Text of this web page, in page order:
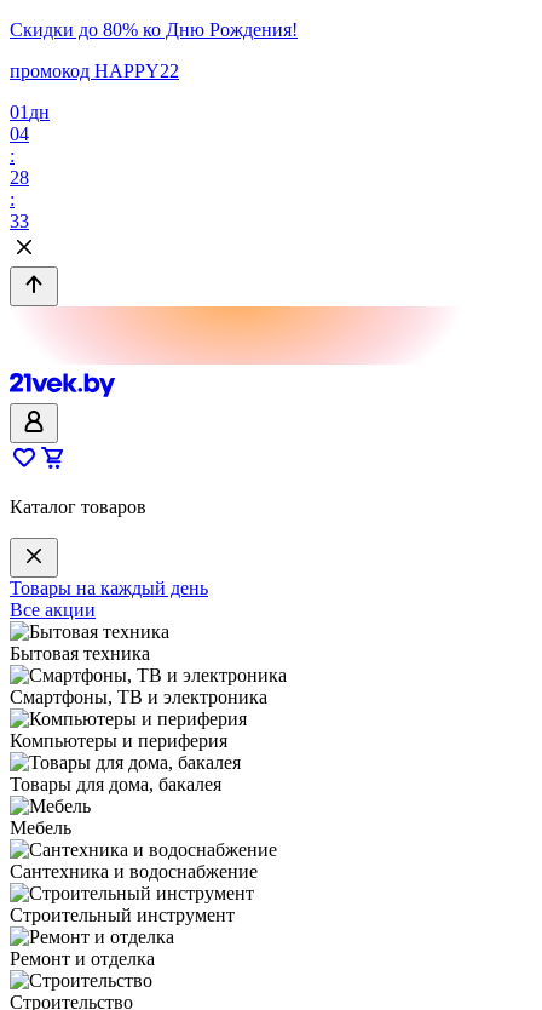
Скидки до 80% ко Дню Рождения!
промокод HAPPY22
01 дн
04
:
28
:
33
Каталог товаров
Товары на каждый день
Все акции
Бытовая техника
Смартфоны, ТВ и электроника
Компьютеры и периферия
Товары для дома, бакалея
Мебель
Сантехника и водоснабжение
Строительный инструмент
Ремонт и отделка
Строительство